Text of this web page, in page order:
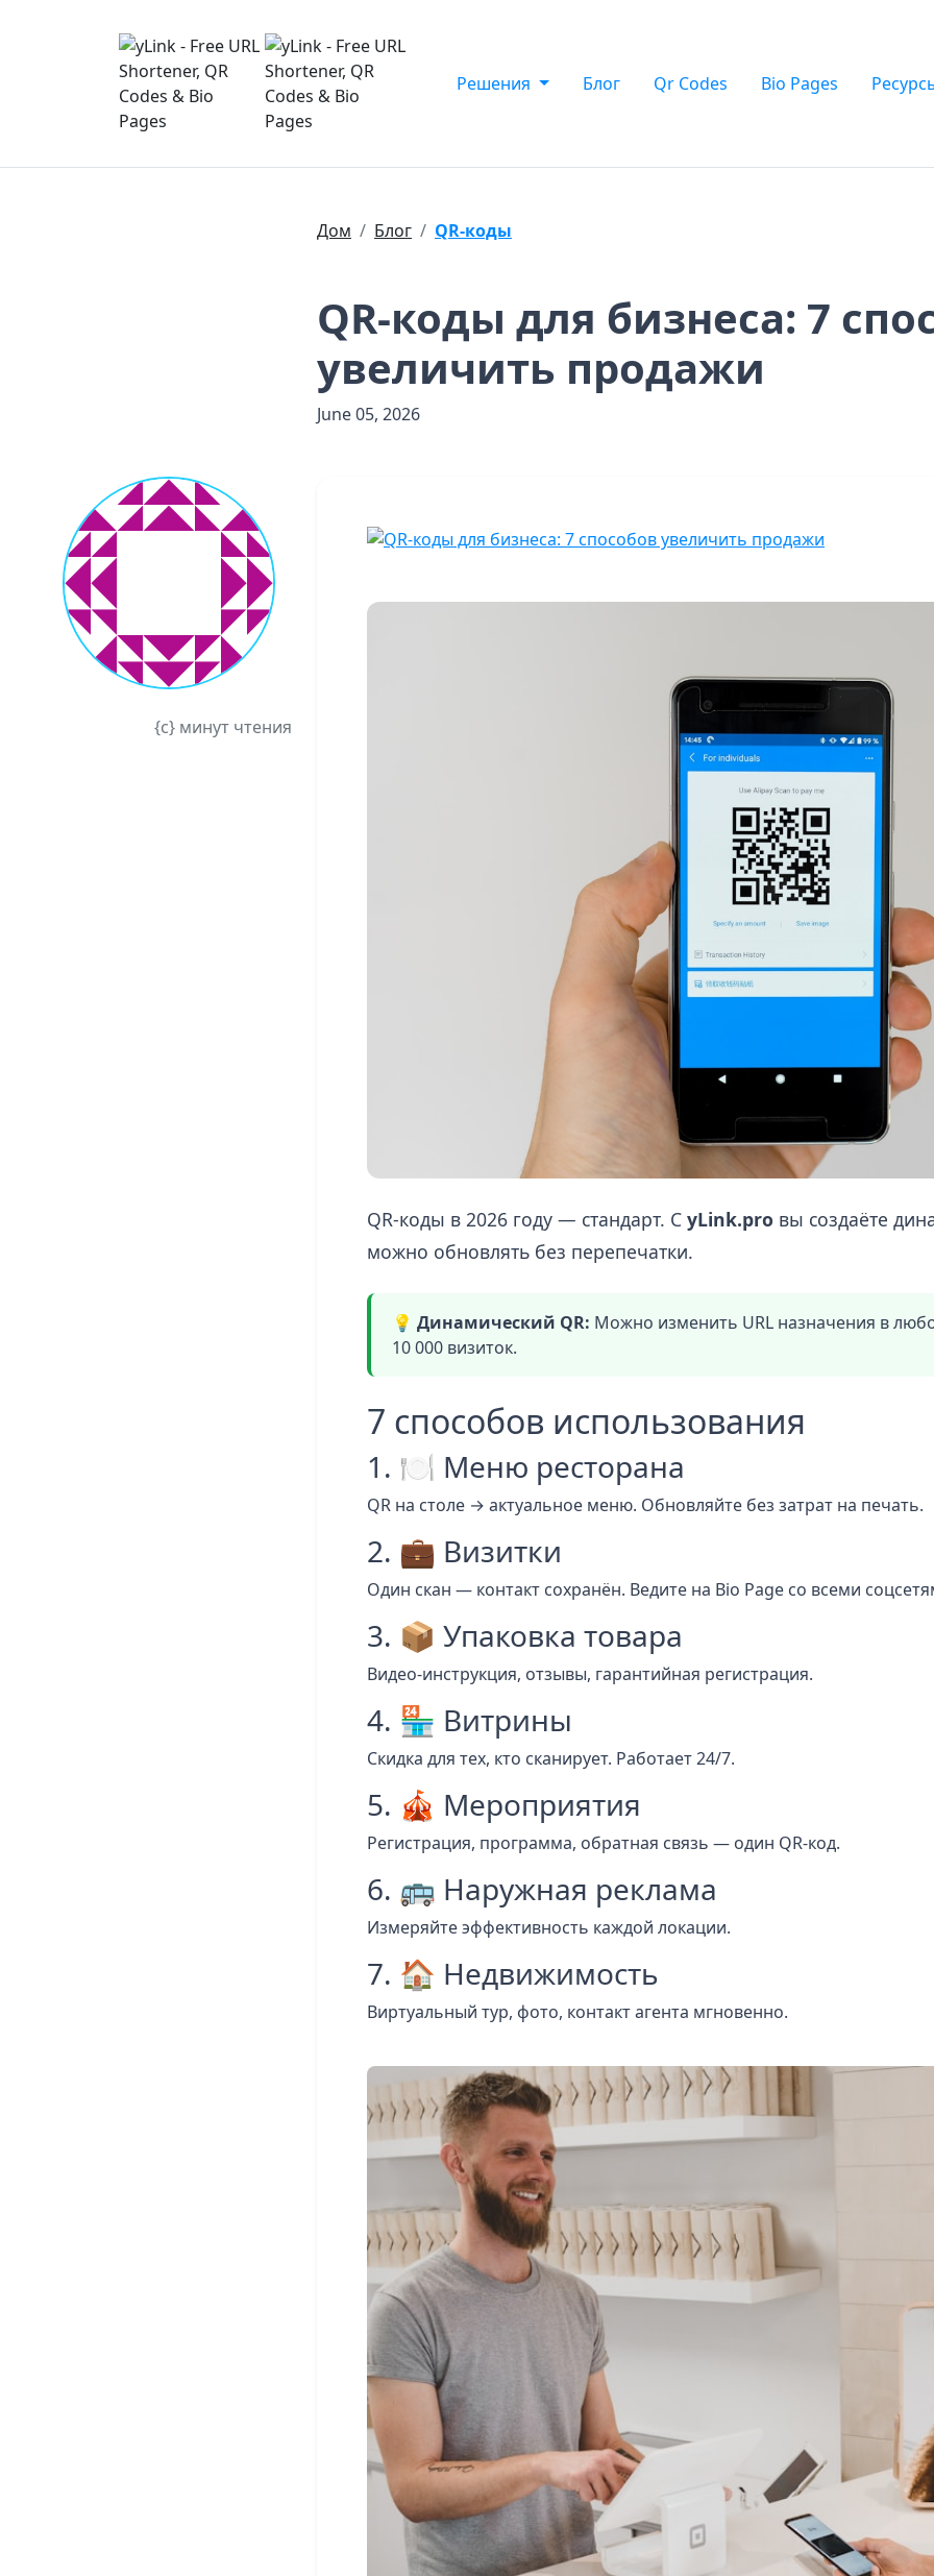
Решения Блог Qr Codes Bio Pages
Дом Блог QR-коды
QR-коды для бизнеса: 7
увеличить продажи
June 05, 2026
{c} минут чтения
QR-коды в 2026 году — стандарт. С yLink.pro вы создаёте
можно обновлять без перепечатки.
💡 Динамический QR: Можно изменить URL назначения в
10 000 визиток.
7 способов использования
1. 🍽️ Меню ресторана
QR на столе → актуальное меню. Обновляйте без затрат на печать.
2. 💼 Визитки
Один скан — контакт сохранён. Ведите на Bio Page со всеми
3. 📦 Упаковка товара
Видео-инструкция, отзывы, гарантийная регистрация.
4. 🏪 Витрины
Скидка для тех, кто сканирует. Работает 24/7.
5. 🎪 Мероприятия
Регистрация, программа, обратная связь — один QR-код.
6. 🚌 Наружная реклама
Измеряйте эффективность каждой локации.
7. 🏠 Недвижимость
Виртуальный тур, фото, контакт агента мгновенно.